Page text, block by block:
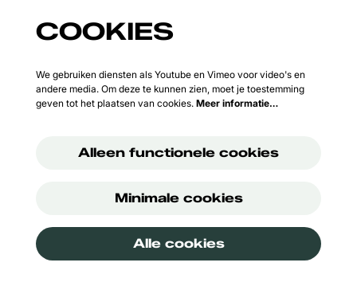
COOKIES
We gebruiken diensten als Youtube en Vimeo voor video's en
andere media. Om deze te kunnen zien, moet je toestemming
geven tot het plaatsen van cookies. Meer informatie…
Alleen functionele cookies
Minimale cookies
Alle cookies